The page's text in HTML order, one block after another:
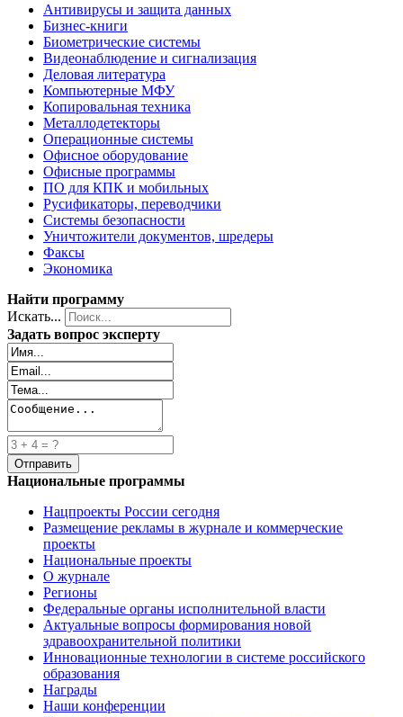
Антивирусы и защита данных
Бизнес-книги
Биометрические системы
Видеонаблюдение и сигнализация
Деловая литература
Компьютерные МФУ
Копировальная техника
Металлодетекторы
Операционные системы
Офисное оборудование
Офисные программы
ПО для КПК и мобильных
Русификаторы, переводчики
Системы безопасности
Уничтожители документов, шредеры
Факсы
Экономика
Найти программу
Искать...
Задать вопрос эксперту
Национальные программы
Нацпроекты России сегодня
Размещение рекламы в журнале и коммерческие
проекты
Национальные проекты
О журнале
Регионы
Федеральные органы исполнительной власти
Актуальные вопросы формирования новой
здравоохранительной политики
Инновационные технологии в системе российского
образования
Награды
Наши конференции